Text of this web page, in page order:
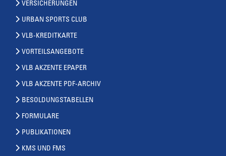
VERSICHERUNGEN
URBAN SPORTS CLUB
VLB-KREDITKARTE
VORTEILSANGEBOTE
VLB AKZENTE EPAPER
VLB AKZENTE PDF-ARCHIV
BESOLDUNGSTABELLEN
FORMULARE
PUBLIKATIONEN
KMS UND FMS